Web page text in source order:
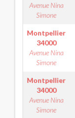
Avenue Nina
Simone
Montpellier
34000
Avenue Nina
Simone
Montpellier
34000
Avenue Nina
Simone